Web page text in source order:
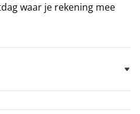
waar je rekening mee